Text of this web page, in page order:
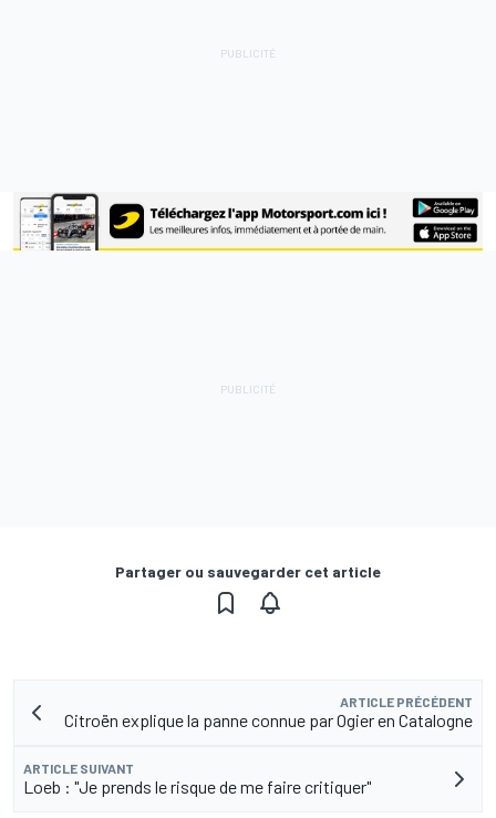
Partager ou sauvegarder cet article
ARTICLE PRÉCÉDENT
Citroën explique la panne connue par Ogier en Catalogne
ARTICLE SUIVANT
Loeb : "Je prends le risque de me faire critiquer"